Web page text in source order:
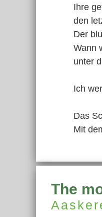
Ihre
den
Der
Wann
unter
Ich
Das
Mit
The